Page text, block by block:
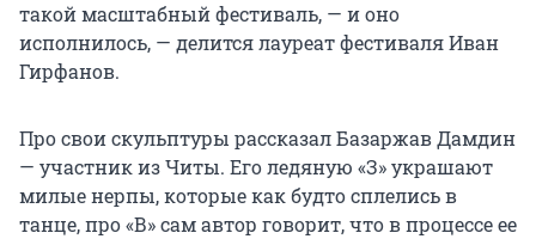
такой масштабный фестиваль, — и оно
исполнилось, — делится лауреат фестиваля Иван
Гирфанов.
Про свои скульптуры рассказал Базаржав Дамдин
— участник из Читы. Его ледяную «З» украшают
милые нерпы, которые как будто сплелись в
танце, про «В» сам автор говорит, что в процессе ее